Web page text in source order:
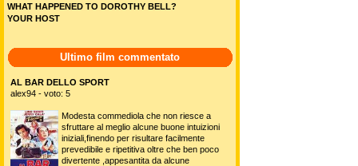
WHAT HAPPENED TO DOROTHY BELL?
YOUR HOST
Ultimo film commentato
AL BAR DELLO SPORT
alex94 - voto: 5
Modesta commediola che non riesce a
sfruttare al meglio alcune buone intuizioni
iniziali,finendo per risultare facilmente
prevedibile e ripetitiva oltre che ben poco
divertente ,appesantita da alcune